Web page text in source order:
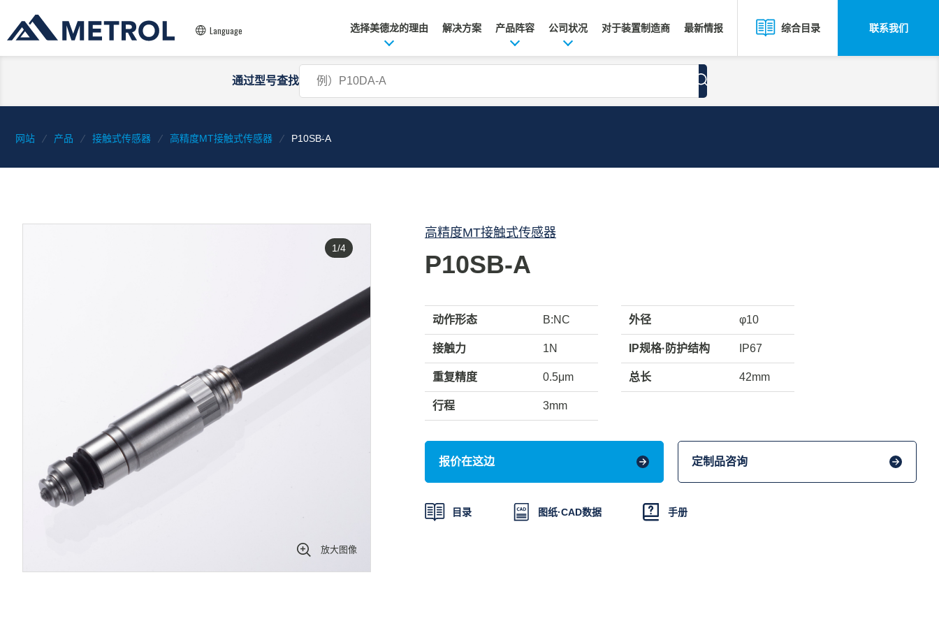
Language 选择美德龙的理由 解决方案 产品阵容 公司状况 对于装置制造商 最新情报 综合目录 联系我们
通过型号查找
网站 产品 接触式传感器 高精度MT接触式传感器 P10SB-A
1/4
放大图像
高精度MT接触式传感器
P10SB-A
动作形态 B:NC
接触力 1N
重复精度 0.5μm
行程 3mm
外径 φ10
IP规格·防护结构 IP67
总长 42mm
报价在这边 定制品咨询
目录 图纸·CAD数据 手册